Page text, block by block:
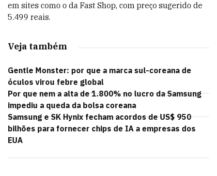
em sites como o da Fast Shop, com preço sugerido de
5.499 reais.
Veja também
Gentle Monster: por que a marca sul-coreana de
óculos virou febre global
Por que nem a alta de 1.800% no lucro da Samsung
impediu a queda da bolsa coreana
Samsung e SK Hynix fecham acordos de US$ 950
bilhões para fornecer chips de IA a empresas dos
EUA